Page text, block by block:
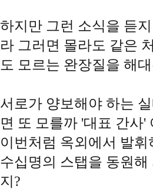
하지만 그런 소식을 듣
라 그러면 몰라도 같은
도 모르는 완장질을 해
서로가 양보해야 하는
면 또 모를까 '대표 간사
이번처럼 옥외에서 발
수십명의 스탭을 동원
지?